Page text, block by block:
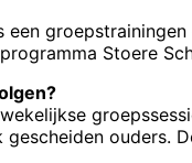
een
Stoere
ouders.